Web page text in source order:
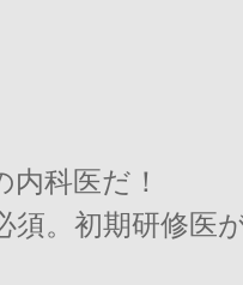
科医だ！
須。初期研修医